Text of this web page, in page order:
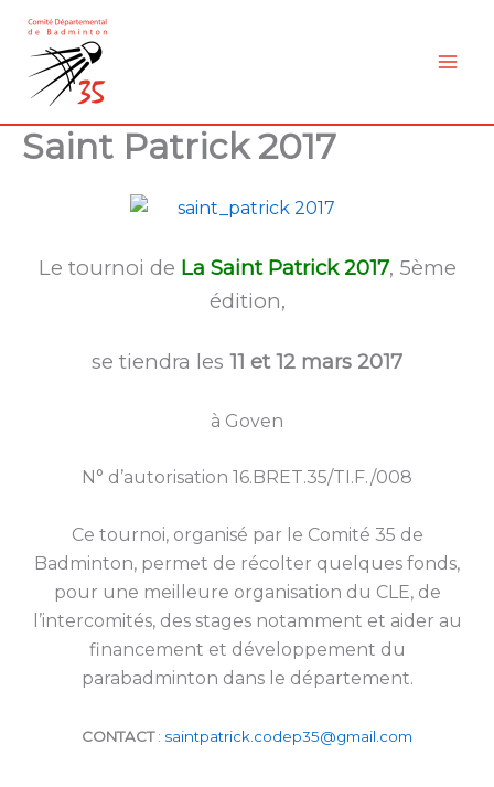
contenu
Saint Patrick 2017
Le tournoi de La Saint Patrick 2017, 5ème
édition,
se tiendra les 11 et 12 mars 2017
à Goven
N° d’autorisation 16.BRET.35/TI.F./008
Ce tournoi, organisé par le Comité 35 de
Badminton, permet de récolter quelques fonds,
pour une meilleure organisation du CLE, de
l’intercomités, des stages notamment et aider au
financement et développement du
parabadminton dans le département.
CONTACT: saintpatrick.codep35@gmail.com